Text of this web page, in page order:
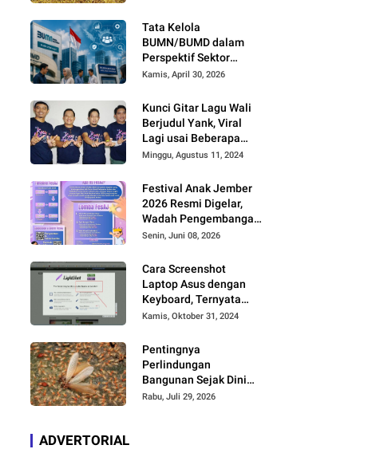
Tata Kelola
BUMN/BUMD dalam
Perspektif Sektor
Publik
Kamis, April 30, 2026
Kunci Gitar Lagu Wali
Berjudul Yank, Viral
Lagi usai Beberapa
Kreator di TikTok dan
Lagu Tersebut
Minggu, Agustus 11, 2024
Festival Anak Jember
2026 Resmi Digelar,
Wadah Pengembangan
Bakat dan Kreativitas
Senin, Juni 08, 2026
Cara Screenshot
Laptop Asus dengan
Keyboard, Ternyata
Cukup Simpel Asal
Tombol Ini
Kamis, Oktober 31, 2024
Pentingnya
Perlindungan
Bangunan Sejak Dini
agar Bebas Kerusakan
Rabu, Juli 29, 2026
ADVERTORIAL